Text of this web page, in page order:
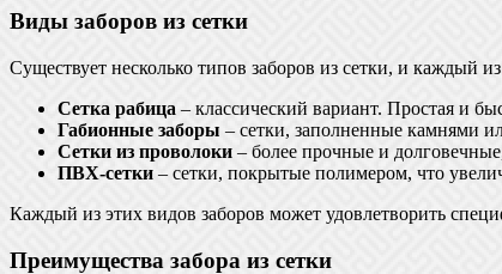
Виды заборов из сетки
Существует несколько типов заборов из сетки, и каждый
Сетка рабица – классический вариант. Простая и
Габионные заборы – сетки, заполненные камнями
Сетки из проволоки – более прочные и
ПВХ-сетки – сетки, покрытые полимером, что
Каждый из этих видов заборов может удовлетворить
Преимущества забора из сетки